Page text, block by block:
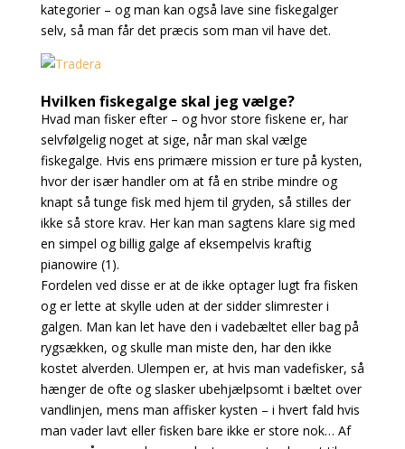
kategorier – og man kan også lave sine fiskegalger
selv, så man får det præcis som man vil have det.
Hvilken fiskegalge skal jeg vælge?
Hvad man fisker efter – og hvor store fiskene er, har
selvfølgelig noget at sige, når man skal vælge
fiskegalge. Hvis ens primære mission er ture på kysten,
hvor der især handler om at få en stribe mindre og
knapt så tunge fisk med hjem til gryden, så stilles der
ikke så store krav. Her kan man sagtens klare sig med
en simpel og billig galge af eksempelvis kraftig
pianowire (1).
Fordelen ved disse er at de ikke optager lugt fra fisken
og er lette at skylle uden at der sidder slimrester i
galgen. Man kan let have den i vadebæltet eller bag på
rygsækken, og skulle man miste den, har den ikke
kostet alverden. Ulempen er, at hvis man vadefisker, så
hænger de ofte og slasker ubehjælpsomt i bæltet over
vandlinjen, mens man affisker kysten – i hvert fald hvis
man vader lavt eller fisken bare ikke er store nok… Af